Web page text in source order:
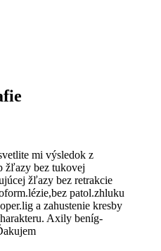
mi výsledok z
žľazy bez tukovej
žľazy bez retrakcie
patol.zhluku
a zahustenie kresby
Axily beníg-